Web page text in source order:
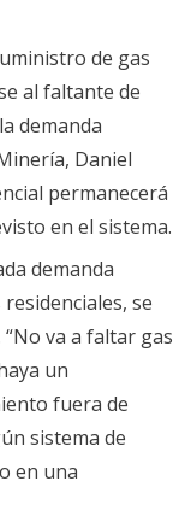
de gas
al faltante de
demanda
Daniel
permanecerá
en el sistema.
demanda
se
va a faltar gas
un
fuera de
sistema de
en una